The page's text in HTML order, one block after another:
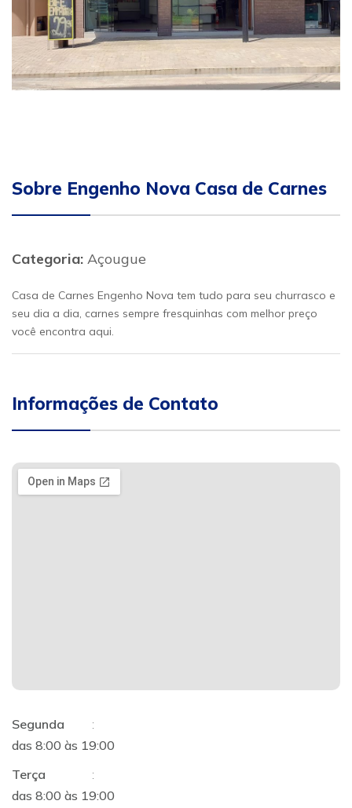
Sobre Engenho Nova Casa de Carnes
Categoria: Açougue
Casa de Carnes Engenho Nova tem tudo para seu churrasco e
seu dia a dia, carnes sempre fresquinhas com melhor preço
você encontra aqui.
Informações de Contato
Segunda
:
das 8:00 às 19:00
Terça
:
das 8:00 às 19:00